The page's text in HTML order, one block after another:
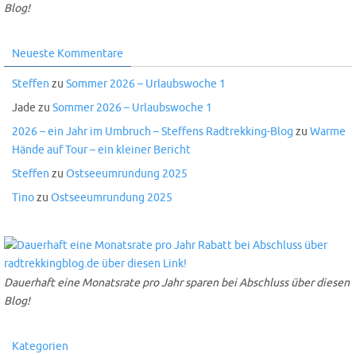
Blog!
Neueste Kommentare
Steffen zu Sommer 2026 – Urlaubswoche 1
Jade zu Sommer 2026 – Urlaubswoche 1
2026 – ein Jahr im Umbruch – Steffens Radtrekking-Blog zu Warme
Hände auf Tour – ein kleiner Bericht
Steffen zu Ostseeumrundung 2025
Tinozu Ostseeumrundung 2025
Dauerhaft eine Monatsrate pro Jahr sparen bei Abschluss über diesen
Blog!
Kategorien